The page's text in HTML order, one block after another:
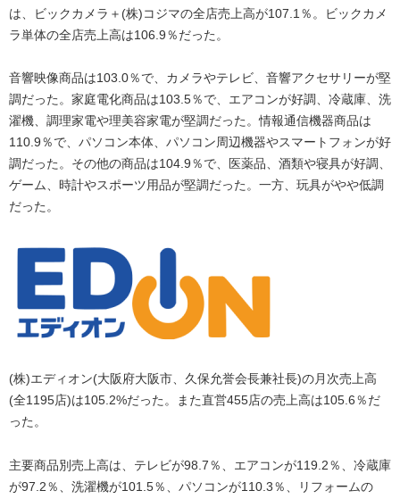
は、ビックカメラ＋(株)コジマの全店売上高が107.1％。ビックカメ
ラ単体の全店売上高は106.9％だった。
音響映像商品は103.0％で、カメラやテレビ、音響アクセサリーが堅
調だった。家庭電化商品は103.5％で、エアコンが好調、冷蔵庫、洗
濯機、調理家電や理美容家電が堅調だった。情報通信機器商品は
110.9％で、パソコン本体、パソコン周辺機器やスマートフォンが好
調だった。その他の商品は104.9％で、医薬品、酒類や寝具が好調、
ゲーム、時計やスポーツ用品が堅調だった。一方、玩具がやや低調
だった。
(株)エディオン(大阪府大阪市、久保允誉会長兼社長)の月次売上高
(全1195店)は105.2%だった。また直営455店の売上高は105.6％だ
った。
主要商品別売上高は、テレビが98.7％、エアコンが119.2％、冷蔵庫
が97.2％、洗濯機が101.5％、パソコンが110.3％、リフォームの